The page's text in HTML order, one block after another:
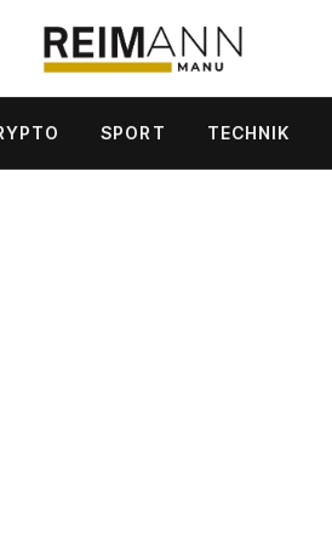
SPORT TECHNIK